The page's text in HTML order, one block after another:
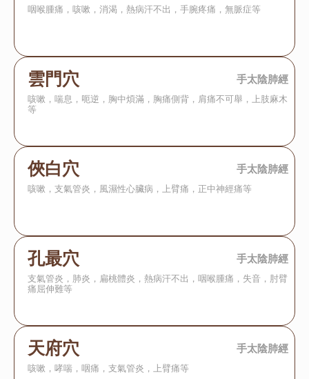
咽喉腫痛，咳嗽，消渴，熱病汗不出，手腕疼痛，無脈症等
雲門穴 手太陰肺經
咳嗽，喘息，呃逆，胸中煩滿，胸痛側背，肩痛不可舉，上肢麻木
等
俠白穴 手太陰肺經
咳嗽，支氣管炎，風濕性心臟病，上臂痛，正中神經痛等
孔最穴 手太陰肺經
支氣管炎，肺炎，扁桃體炎，熱病汗不出，咽喉腫痛，失音，肘臂
痛屈伸難等
天府穴 手太陰肺經
咳嗽，哮喘，咽痛，支氣管炎，上臂痛等